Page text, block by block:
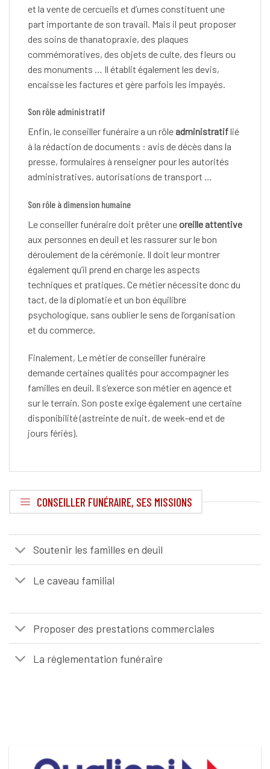
et la vente de cercueils et d’urnes constituent une
part importante de son travail. Mais il peut proposer
des soins de thanatopraxie, des plaques
commémoratives, des objets de culte, des fleurs ou
des monuments … Il établit également les devis,
encaisse les factures et gère parfois les impayés.
Son rôle administratif
Enfin, le conseiller funéraire a un rôle administratiflié
à la rédaction de documents : avis de décès dans la
presse, formulaires à renseigner pour les autorités
administratives, autorisations de transport …
Son rôle à dimension humaine
Le conseiller funéraire doit prêter uneoreille attentive
aux personnes en deuil et les rassurer sur le bon
déroulement de la cérémonie. Il doit leur montrer
également qu’il prend en charge les aspects
techniques et pratiques. Ce métier nécessite donc du
tact, de la diplomatie et un bon équilibre
psychologique, sans oublier le sens de l’organisation
et du commerce.
Finalement, L e métier de conseiller funéraire
demande certaines qualités pour accompagner les
familles en deuil. Il s’exerce son métier en agence et
sur le terrain. Son poste exige également une certaine
disponibilité (astreinte de nuit, de week-end et de
jours fériés).
CONSEILLER FUNÉRAIRE, SES MISSIONS
Soutenir les familles en deuil
Le caveau familial
Proposer des prestations commerciales
La réglementation funéraire